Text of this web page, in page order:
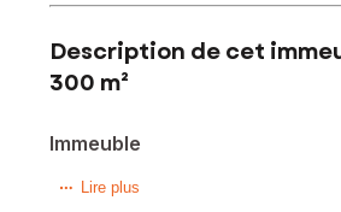
Description de cet
300 m²
Immeuble
Dans bourg de Saint Vaury,
Lire plus